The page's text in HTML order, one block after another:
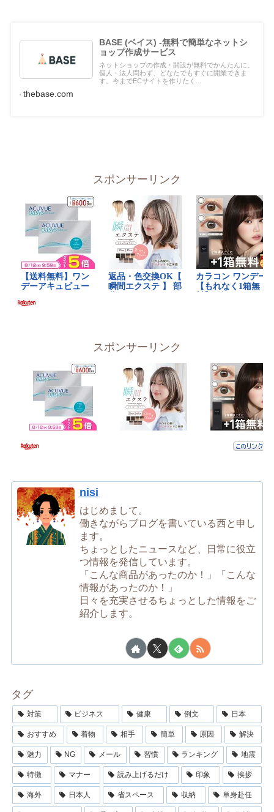
BASE (ベイス) -無料で簡単なネットシ
ョップ作成サービス
ネットショップの作成・開設が無料でかんたんに。
個人・法人問わず、どなたでもすぐに開業できま
す。今までECサイトを作りたく...
thebase.com
スポンサーリンク
スポンサーリンク
nisi
はじめまして。
働きながらブログを書いている西と申し
ます。
ちょっとしたニュースなど、日常に役立
つ情報を発信しています。
「こんな商品があったのか！」「こんな
情報があったのか！」
日々を充実させるちょっとした情報をご
紹介します。
タグ
対策 ビジネス 健康 例文 日本
おすすめ 着物 相手 簡単 原因 解決
魅力 NG メール 習慣 ランキング 地震
特徴 マナー 読み上げるだけ 印象 挨拶
海外 日本人 省スペース 収納 単身赴任